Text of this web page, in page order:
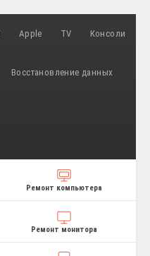
Apple TV Консоли
Восстановление данных
Ремонт компьютера
Ремонт монитора